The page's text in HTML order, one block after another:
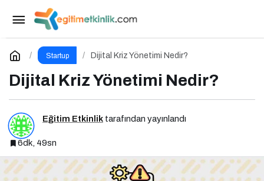
Startup Dijital Kriz Yönetimi Nedir?
Dijital Kriz Yönetimi Nedir?
Eğitim Etkinlik tarafından yayınlandı
6dk, 49sn
Kurumsal Blog Yönetimi Nedir? Niye Önemlidir?
Kurumsal Blog Yönetimi Nasıl Yapılır?
Yorum Yap